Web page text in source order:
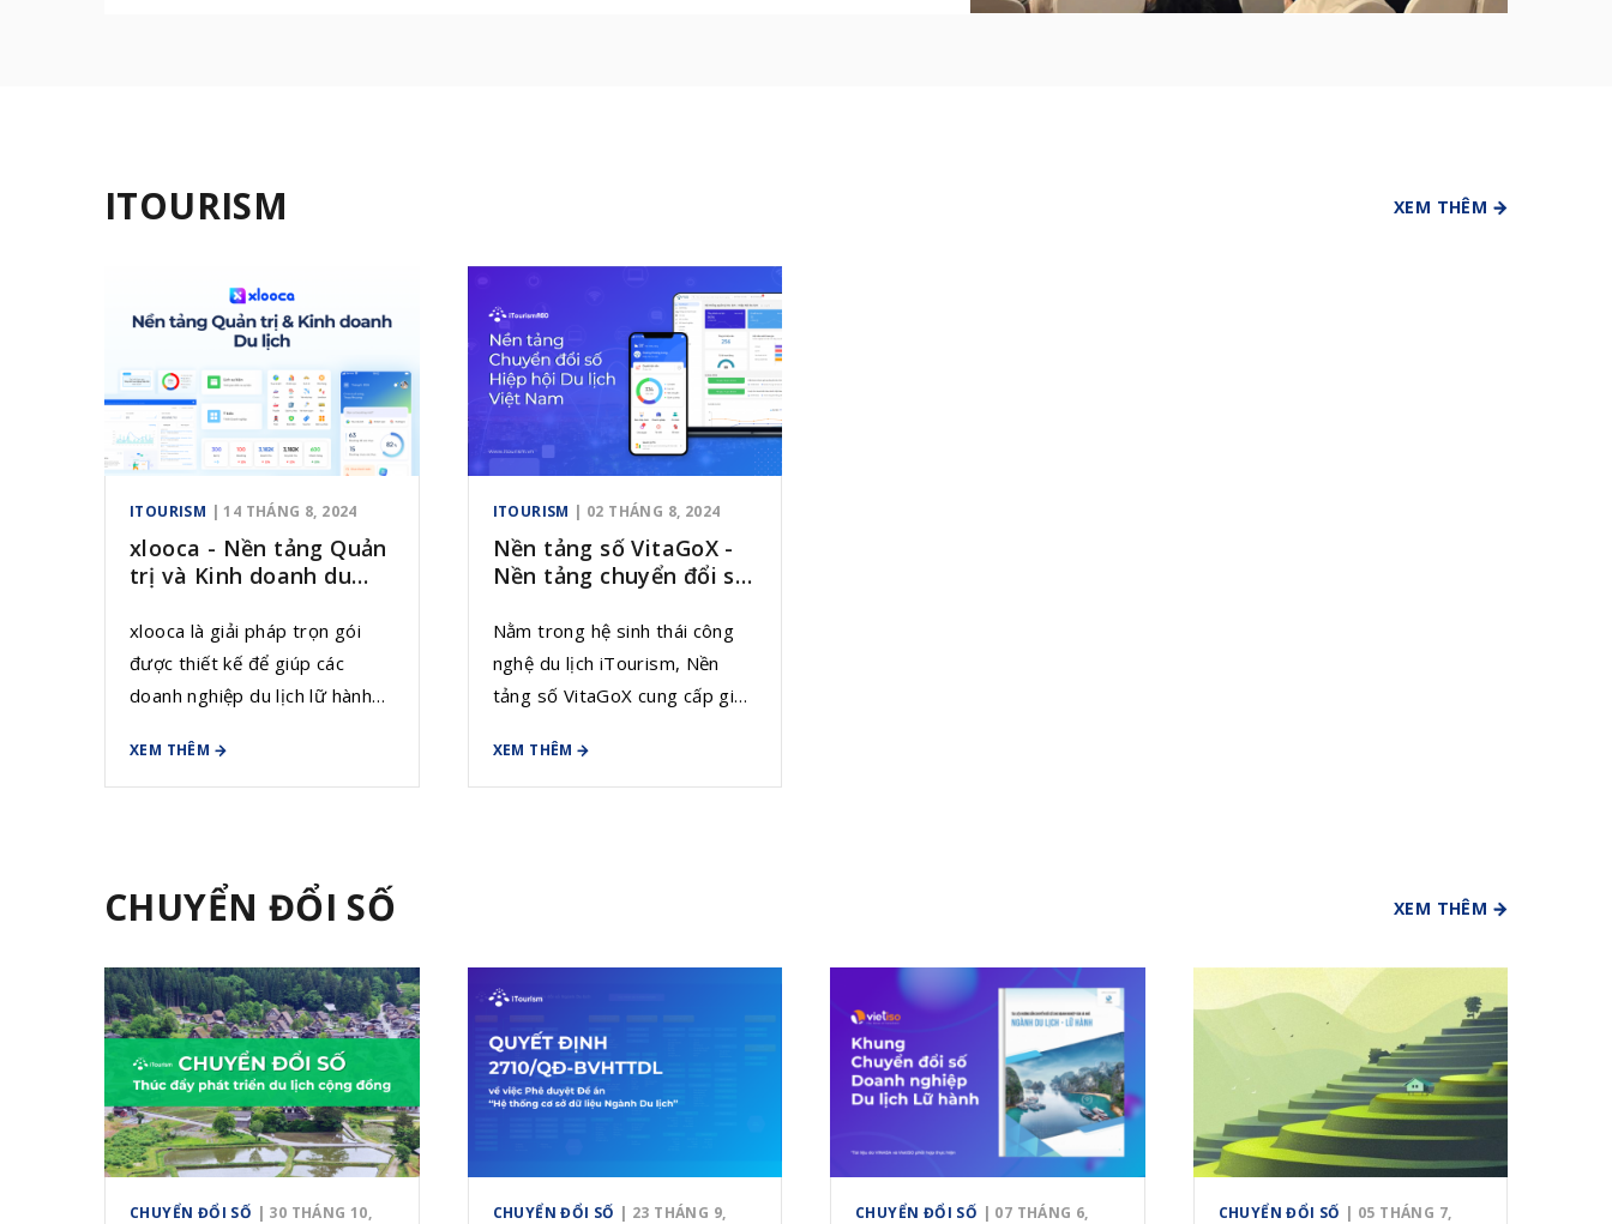
ITOURISM XEM THÊM
ITOURISM | 14 THÁNG 8, 2024
xlooca - Nền tảng Quản
trị và Kinh doanh du
xlooca là giải pháp trọn gói
được thiết kế để giúp các
doanh nghiệp du lịch lữ hành
Booking, quản lý Đại lý, quản
lý mạng lưới kết nối Doanh
XEM THÊM
ITOURISM | 02 THÁNG 8, 2024
Nền tảng số VitaGoX -
Nền tảng chuyển đổi số
Nam
Nằm trong hệ sinh thái công
nghệ du lịch iTourism, Nền
tảng số VitaGoX cung cấp giải
Hiệp hội Du lịch Việt Nam nâng
cao năng lực quản lý, vận hành
XEM THÊM
CHUYỂN ĐỔI SỐ XEM THÊM
CHUYỂN ĐỔI SỐ | 30 THÁNG 10,
CHUYỂN ĐỔI SỐ | 23 THÁNG 9,
CHUYỂN ĐỔI SỐ | 07 THÁNG 6,
CHUYỂN ĐỔI SỐ | 05 THÁNG 7,